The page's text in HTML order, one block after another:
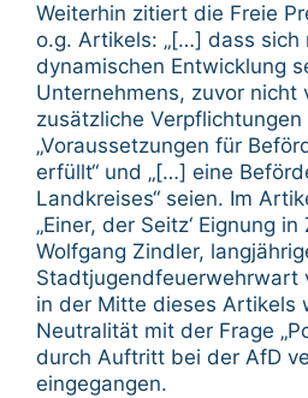
Weiterhin zitiert die Freie
o.g. Artikels: „[…] dass sich
dynamischen Entwicklung
Unternehmens, zuvor nicht
zusätzliche Verpflichtungen
„Voraussetzungen für
erfüllt“ und „[…] eine
Landkreises“ seien. Im
„Einer, der Seitz‘ Eignung
Wolfgang Zindler,
Stadtjugendfeuerwehrwart
in der Mitte dieses Artikels
Neutralität mit der Frage
durch Auftritt bei der AfD
eingegangen.